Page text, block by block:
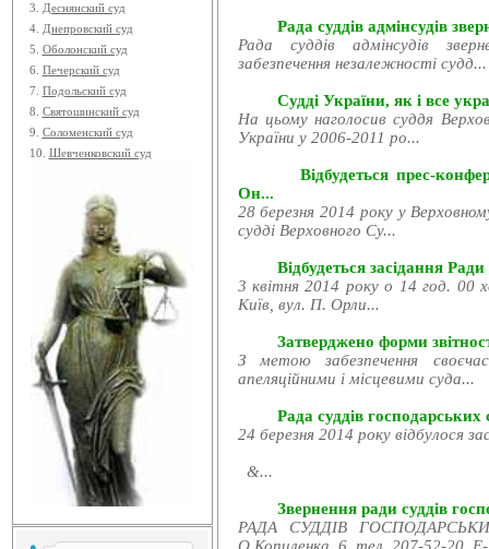
3.
Деснянский суд
4. Днепровский суд
5. Оболонский суд
6. Печерский суд
7. Подольский суд
8. Святошинский суд
9. Соломенский суд
10. Шевченковский суд
Рада суддів адмінсудів
Рада суддів адмінсудів
забезпечення незалежності судд...
Судді України, як і все
На цьому наголосив суддя
України у 2006-2011 ро...
Відбудеться прес-
Он...
28 березня 2014 року у
судді Верховного Су...
Відбудеться засідання
3 квітня 2014 року о 14 год. 00
Київ, вул. П. Орли...
Затверджено форми
З метою забезпечення
апеляційними і місцевими суда...
Рада суддів господарських
24 березня 2014 року відбулося
&...
Звернення ради суддів
РАДА СУДДІВ